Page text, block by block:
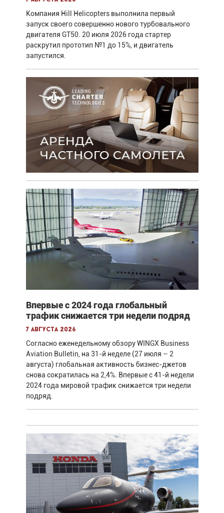
Компания Hill Helicopters выполнила первый
запуск своего совершенно нового турбовального
двигателя GT50. 20 июля 2026 года стартер
раскрутил прототип №1 до 15%, и двигатель
запустился.
Впервые с 2024 года глобальный
трафик снижается три недели подряд
7 августа 2026
Согласно еженедельному обзору WINGX Business
Aviation Bulletin, на 31-й неделе (27 июля – 2
августа) глобальная активность бизнес-джетов
снова сократилась на 2,4%. Впервые с 41-й недели
2024 года мировой трафик снижается три недели
подряд.